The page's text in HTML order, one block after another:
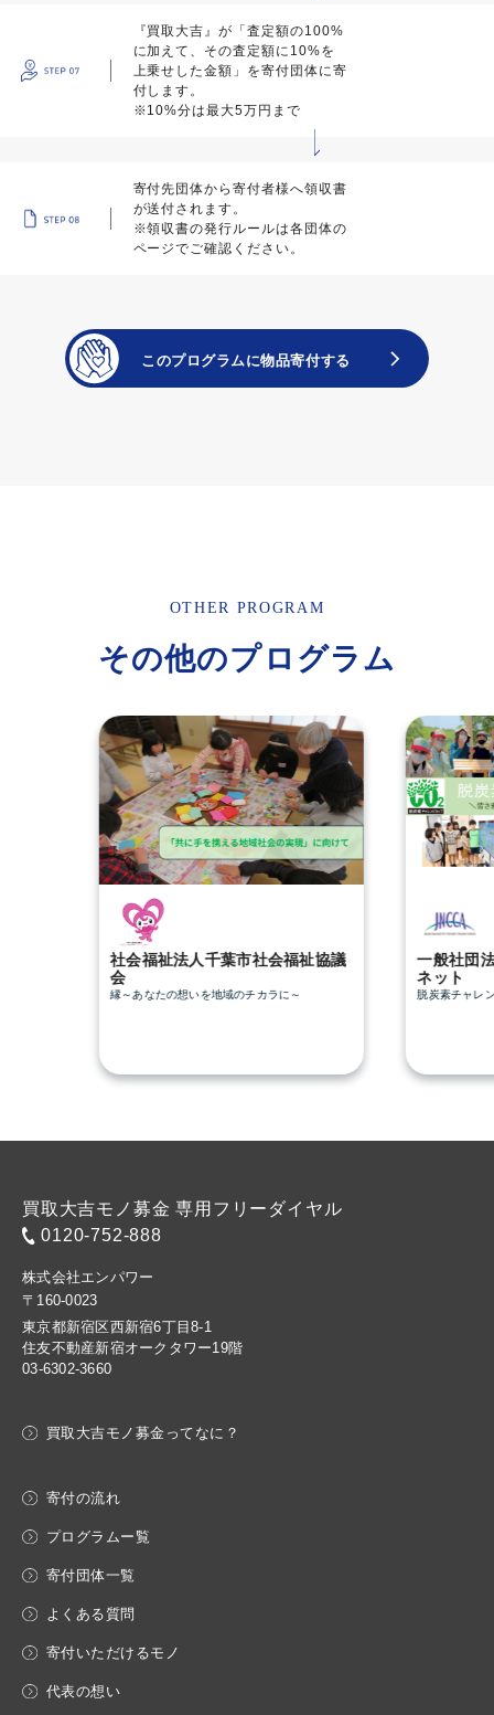
『買取大吉』が「査定額の100%
に加えて、その査定額に10%を
上乗せした金額」を寄付団体に寄
付します。
※10%分は最大5万円まで
寄付先団体から寄付者様へ領収書
が送付されます。
※領収書の発行ルールは各団体の
ページでご確認ください。
OTHER PROGRAM
その他のプログラム
社会福祉法人千葉市社会福祉協議
会
縁～あなたの想いを地域のチカラに～
一般社団
ネット
脱炭素チャレ
買取大吉モノ募金 専用フリーダイヤル
0120-752-888
株式会社エンパワー
〒160-0023
東京都新宿区西新宿6丁目8-1
住友不動産新宿オークタワー19階
03-6302-3660
買取大吉モノ募金ってなに？
寄付の流れ
プログラムー覧
寄付団体一覧
よくある質問
寄付いただけるモノ
代表の想い